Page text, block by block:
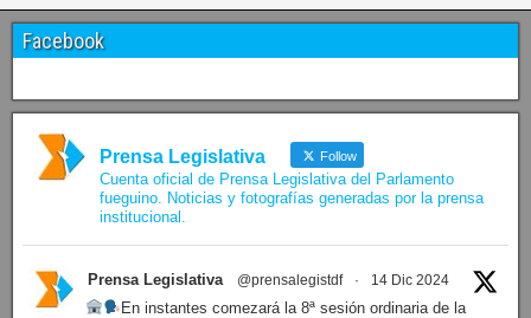
Facebook
Prensa Legislativa Follow
Cuenta oficial de Prensa Legislativa del Parlamento
fueguino. Noticias y fotografías generadas por la prensa
institucional.
Prensa Legislativa @prensalegistdf · 14 Dic 2024
En instantes comezará la 8ª sesión ordinaria de la